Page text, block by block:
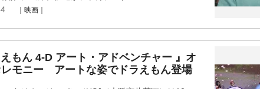
｜映画｜
もん 4-D アート・アドベンチャー 』オ
レモニー アートな姿でドラえもん登場